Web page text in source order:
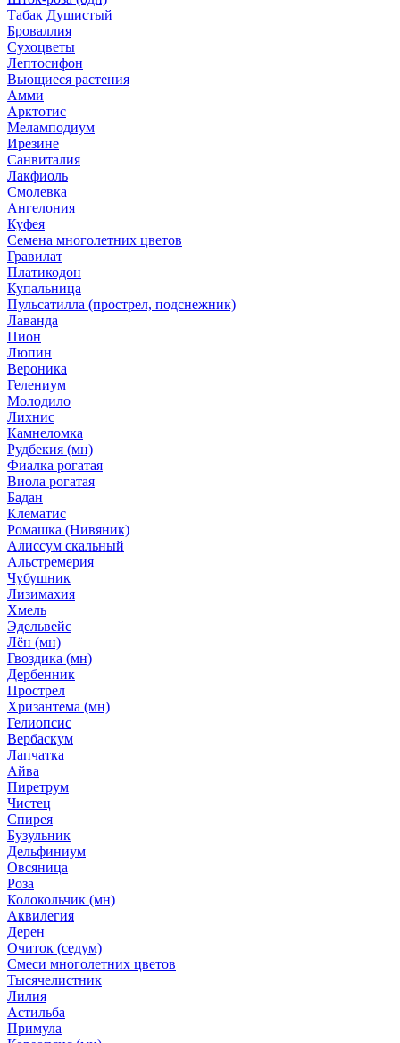
Табак Душистый
Броваллия
Сухоцветы
Лептосифон
Вьющиеся растения
Амми
Арктотис
Меламподиум
Ирезине
Санвиталия
Лакфиоль
Смолевка
Ангелония
Куфея
Семена многолетних цветов
Гравилат
Платикодон
Купальница
Пульсатилла (прострел, подснежник)
Лаванда
Пион
Люпин
Вероника
Гелениум
Молодило
Лихнис
Камнеломка
Рудбекия (мн)
Фиалка рогатая
Виола рогатая
Бадан
Клематис
Ромашка (Нивяник)
Алиссум скальный
Альстремерия
Чубушник
Лизимахия
Хмель
Эдельвейс
Лён (мн)
Гвоздика (мн)
Дербенник
Прострел
Хризантема (мн)
Гелиопсис
Вербаскум
Лапчатка
Айва
Пиретрум
Чистец
Спирея
Бузульник
Дельфиниум
Овсяница
Роза
Колокольчик (мн)
Аквилегия
Дерен
Очиток (седум)
Смеси многолетних цветов
Тысячелистник
Лилия
Астильба
Примула